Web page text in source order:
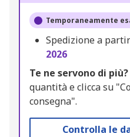
Temporaneamente
Spedizione a
2026
Te ne servono di più?
quantità e clicca su
consegna".
Controlla le